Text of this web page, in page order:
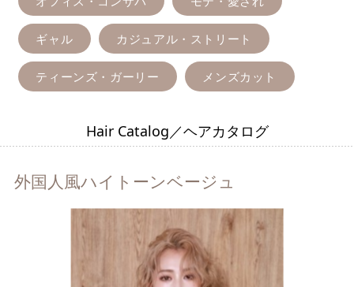
ギャル カジュアル・ストリート
ティーンズ・ガーリー メンズカット
Hair Catalog／ヘアカタログ
外国人風ハイトーンベージュ